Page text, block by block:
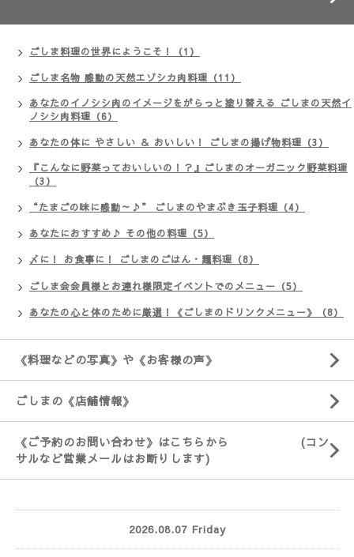
ごしま料理の世界にようこそ！（1）
ごしま名物 感動の天然エゾシカ肉料理（11）
あなたのイノシシ肉のイメージをがらっと塗り替える ごしまの天然イ
ノシシ肉料理（6）
あなたの体に やさしい ＆ おいしい！ ごしまの揚げ物料理（3）
『こんなに野菜っておいしいの！？』ごしまのオーガニック野菜料理
（3）
“たまごの味に感動～♪” ごしまのやまぶき玉子料理（4）
あなたにおすすめ♪ その他の料理（5）
〆に！ お食事に！ ごしまのごはん・麺料理（8）
ごしま会会員様とお連れ様限定イベントでのメニュー（5）
あなたの心と体のために厳選！《ごしまのドリンクメニュー》（8）
《料理などの写真》や《お客様の声》
ごしまの《店舗情報》
《ご予約のお問い合わせ》はこちらから (コン
サルなど営業メールはお断りします)
2026.08.07 Friday